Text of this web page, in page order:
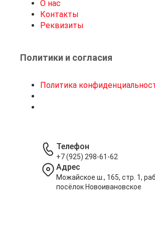
О нас
Контакты
Реквизиты
Политики и согласия
Политика
Телефон
+7 (925) 298-61-62
Адрес
Можайское ш., 165, стр. 1,
посёлок Новоивановское